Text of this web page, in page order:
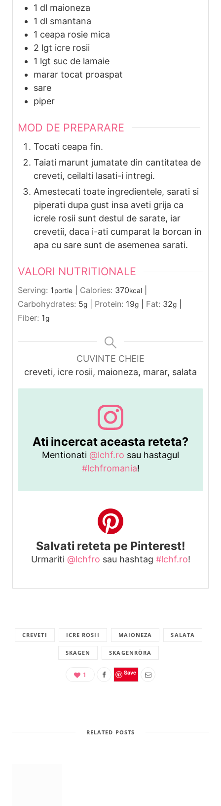
1 dl maioneza
1 dl smantana
1 ceapa rosie mica
2 lgt icre rosii
1 lgt suc de lamaie
marar tocat proaspat
sare
piper
MOD DE PREPARARE
Tocati ceapa fin.
Taiati marunt jumatate din cantitatea de
creveti, ceilalti lasati-i intregi.
Amestecati toate ingredientele, sarati si
piperati dupa gust insa aveti grija ca
icrele rosii sunt destul de sarate, iar
crevetii, daca i-ati cumparat la borcan in
apa cu sare sunt de asemenea sarati.
VALORI NUTRITIONALE
Serving: 1portie Calories: 370kcal
Carbohydrates: 5g Protein: 19g Fat: 32g
Fiber: 1g
CUVINTE CHEIE
creveti, icre rosii, maioneza, marar, salata
Ati incercat aceasta reteta?
Mentionati @lchf.ro sau hastagul
#lchfromania!
Salvati reteta pe Pinterest!
Urmariti @lchfro sau hashtag #lchf.ro!
CREVETI ICRE ROSII MAIONEZA SALATA
SKAGEN SKAGENRÖRA
1 Save
RELATED POSTS